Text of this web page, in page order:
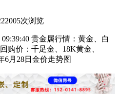
2005次浏览
贵金属行情：黄金、白
购价：千足金、18K黄金、
6月28日金价走势图